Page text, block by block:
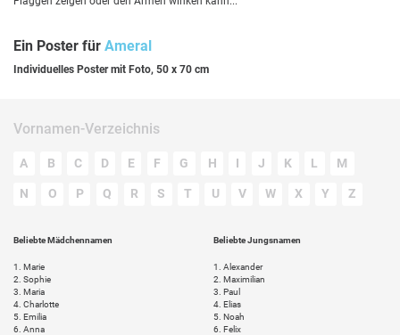
Ein Poster für Ameral
Individuelles Poster mit Foto, 50 x 70 cm
Vornamen-Verzeichnis
A B C D E F G H I J K L M
N O P Q R S T U V W X Y Z
Beliebte Mädchennamen
1.
Marie
2. Sophie
3. Maria
4. Charlotte
5. Emilia
6. Anna
Beliebte Jungsnamen
1.
Alexander
2. Maximilian
3. Paul
4. Elias
5. Noah
6. Felix